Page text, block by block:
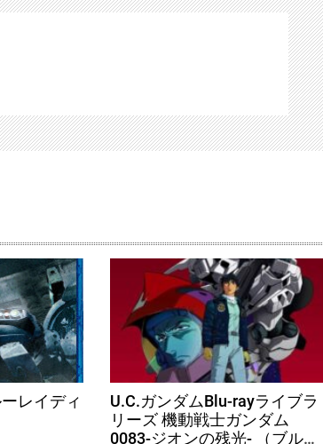
レイディ
U.C.ガンダムBlu-rayライブラ
リーズ 機動戦士ガンダム
0083-ジオンの残光- （ブルー